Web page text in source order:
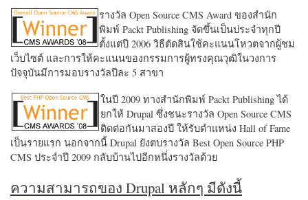
รางวัล Open Source CMS Award ของสำนัก
พิมพ์ Packt Publishing จัดขึ้นเป็นประจำทุกปี
ตั้งแต่ปี 2006 วิธีตัดสินใช้คะแนนโหวตจากผู้ชม
เว็บไซต์ และการให้คะแนนของกรรมการผู้ทรงคุณวุฒิในวงการ
ปัจจุบันมีการมอบรางวัลปีละ 5 สาขา
ในปี 2009 ทางสำนักพิมพ์ Packt Publishing ได้
ยกให้ Drupal ซึ่งชนะรางวัล Open Source CMS
ติดต่อกันมาสองปี ให้รับตำแหน่ง Hall of Fame
เป็นรายแรก นอกจากนี้ Drupal ยังตบรางวัล Best Open Source PHP
CMS ประจำปี 2009 กลับบ้านไปอีกหนึ่งรางวัลด้วย
ความสามารถของ Drupal หลักๆ มีดังนี้